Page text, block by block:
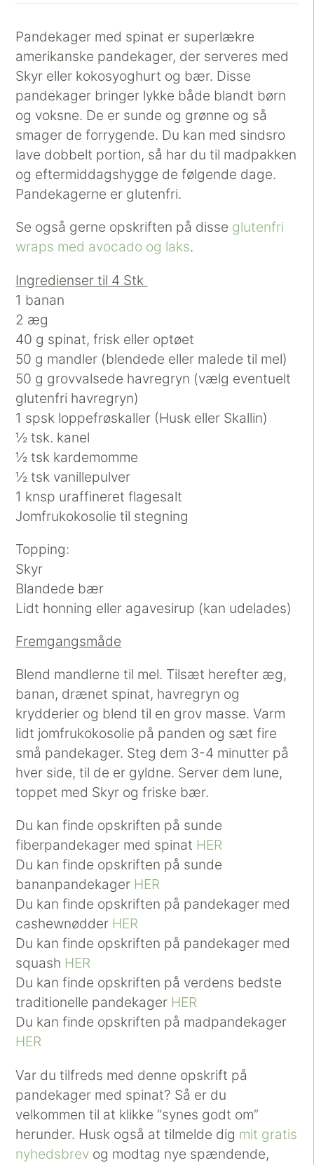
Pandekager med spinat er superlækre
amerikanske pandekager, der serveres med
Skyr eller kokosyoghurt og bær. Disse
pandekager bringer lykke både blandt børn
og voksne. De er sunde og grønne og så
smager de forrygende. Du kan med sindsro
lave dobbelt portion, så har du til madpakken
og eftermiddagshygge de følgende dage.
Pandekagerne er glutenfri.
Se også gerne opskriften på disse glutenfri
wraps med avocado og laks.
Ingredienser til 4 Stk
1 banan
2 æg
40 g spinat, frisk eller optøet
50 g mandler (blendede eller malede til mel)
50 g grovvalsede havregryn (vælg eventuelt
glutenfri havregryn)
1 spsk loppefrøskaller (Husk eller Skallin)
½ tsk. kanel
½ tsk kardemomme
½ tsk vanillepulver
1 knsp uraffineret flagesalt
Jomfrukokosolie til stegning
Topping:
Skyr
Blandede bær
Lidt honning eller agavesirup (kan udelades)
Fremgangsmåde
Blend mandlerne til mel. Tilsæt herefter æg,
banan, drænet spinat, havregryn og
krydderier og blend til en grov masse. Varm
lidt jomfrukokosolie på panden og sæt fire
små pandekager. Steg dem 3-4 minutter på
hver side, til de er gyldne. Server dem lune,
toppet med Skyr og friske bær.
Du kan finde opskriften på sunde
fiberpandekager med spinat HER
Du kan finde opskriften på sunde
bananpandekager HER
Du kan finde opskriften på pandekager med
cashewnødder HER
Du kan finde opskriften på pandekager med
squash HER
Du kan finde opskriften på verdens bedste
traditionelle pandekager HER
Du kan finde opskriften på madpandekager
HER
Var du tilfreds med denne opskrift på
pandekager med spinat? Så er du
velkommen til at klikke “synes godt om”
herunder. Husk også at tilmelde dig mit gratis
nyhedsbrev og modtag nye spændende,